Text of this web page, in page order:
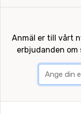
Anmäl er till vårt
erbjudanden